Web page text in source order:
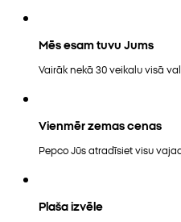
Mēs esam tuvu Jums
Vairāk nekā 30 veikalu visā
Vienmēr zemas cenas
Pepco Jūs atradīsiet visu
Plaša izvēle